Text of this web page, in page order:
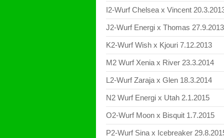
I2-Wurf Chelsea x Vincent
J2-Wurf Energi x Thomas 27.9.2013
K2-Wurf Wish x Kjouri 7.12.2013
M2 Wurf Xenia x River 23.3.2014
L2-Wurf Zaraja x Glen 18.3.2014
N2 Wurf Energi x Utah 2.1.2015
O2-Wurf Moon x Bisquit 1.7.2015
P2-Wurf Sina x Icebreaker